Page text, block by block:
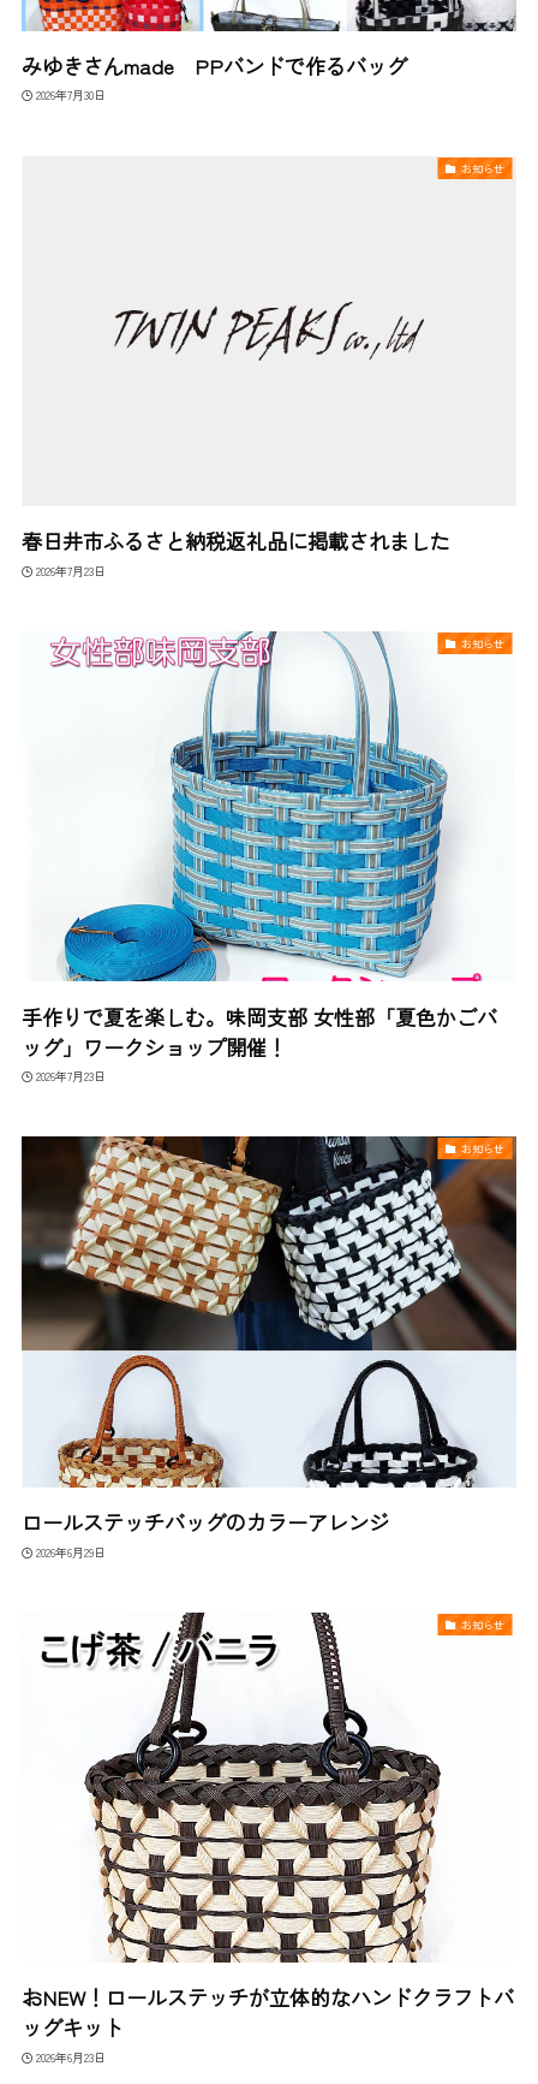
みゆきさんmade PPバンドで作るバッグ
2026年7月30日
お知らせ
春日井市ふるさと納税返礼品に掲載されました
2026年7月23日
お知らせ
手作りで夏を楽しむ。味岡支部 女性部「夏色かごバ
ッグ」ワークショップ開催！
2026年7月23日
お知らせ
ロールステッチバッグのカラーアレンジ
2026年6月29日
お知らせ
おNEW！ロールステッチが立体的なハンドクラフトバ
ッグキット
2026年6月23日